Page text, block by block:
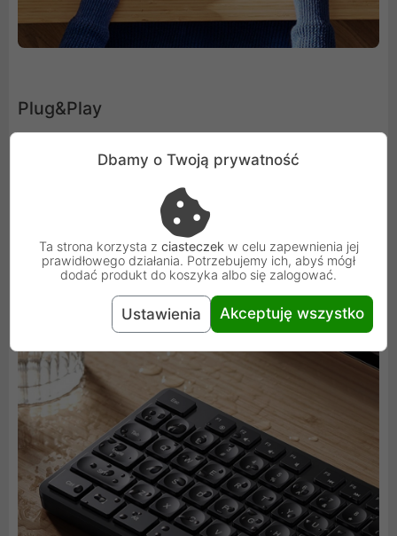
Plug&Play
Klawiatura nie wymaga instalacji żadnych sterowników,
co oznacza, że możesz zacząć korzystać z zestawu od
Dbamy o Twoją prywatność
Ta strona korzysta z ciasteczek w celu zapewnienia jej
prawidłowego działania. Potrzebujemy ich, abyś mógł
dodać produkt do koszyka albo się zalogować.
Ustawienia Akceptuję wszystko